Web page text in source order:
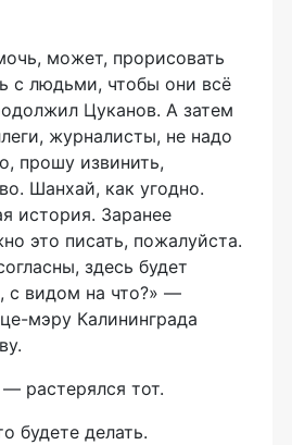
может, прорисовать
с людьми, чтобы они всё
Цуканов. А затем
журналисты, не надо
прошу извинить,
Шанхай, как угодно.
история. Заранее
это писать, пожалуйста.
здесь будет
с видом на что?» —
мэру Калининграда
растерялся тот.
будете делать.